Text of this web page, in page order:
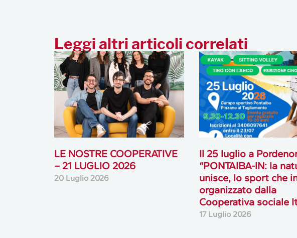
Leggi altri articoli correlati
LE NOSTRE COOPERATIVE
– 21 LUGLIO 2026
20 Luglio 2026
Il 25 luglio a
“PONTAIBA-IN: la
unisce, lo sport che
organizzato dalla
Cooperativa sociale
17 Luglio 2026